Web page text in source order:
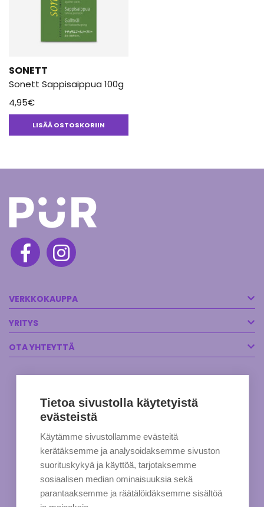
SONETT
Sonett Sappisaippua 100g
4,95€
LISÄÄ OSTOSKORIIN
VERKKOKAUPPA
YRITYS
OTA YHTEYTTÄ
Tietoa sivustolla käytetyistä
evästeistä
Käytämme sivustollamme evästeitä
kerätäksemme ja analysoidaksemme sivuston
suorituskykyä ja käyttöä, tarjotaksemme
sosiaalisen median ominaisuuksia sekä
parantaaksemme ja räätälöidäksemme sisältöä